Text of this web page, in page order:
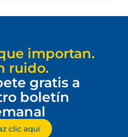
importan.
ruido.
gratis a
boletín
clic aquí